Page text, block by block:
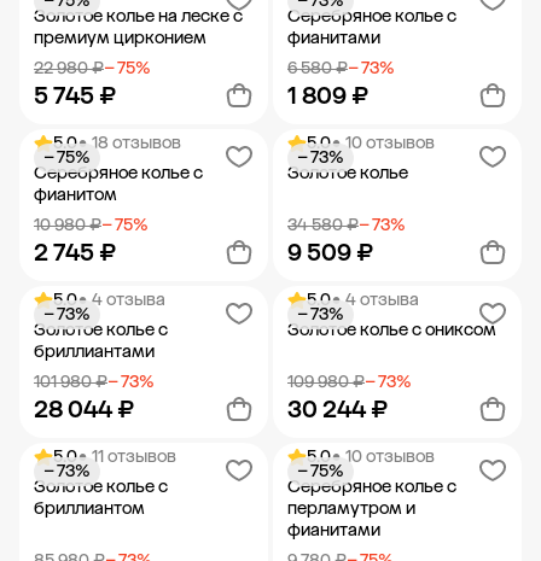
Добавить в корзину Добавить в корзину
Золотое колье на леске с
премиум цирконием
22 980 ₽− 75%
5 745 ₽
Добавить в корзину
Серебряное колье с
фианитами
6 580 ₽− 73%
1 809 ₽
Добавить в корзину
5.0• 18 отзывов
Серебряное колье с
фианитом
10 980 ₽− 75%
2 745 ₽
− 75%
Добавить в корзину
5.0• 10 отзывов
Золотое колье
34 580 ₽− 73%
9 509 ₽
− 73%
Добавить в корзину
5.0• 4 отзыва
Золотое колье с
бриллиантами
101 980 ₽− 73%
28 044 ₽
− 73%
Добавить в корзину
5.0• 4 отзыва
Золотое колье с ониксом
109 980 ₽− 73%
30 244 ₽
− 73%
Добавить в корзину
5.0• 11 отзывов
Золотое колье с
бриллиантом
− 73%
5.0• 10 отзывов
Серебряное колье с
перламутром и
фианитами
− 75%